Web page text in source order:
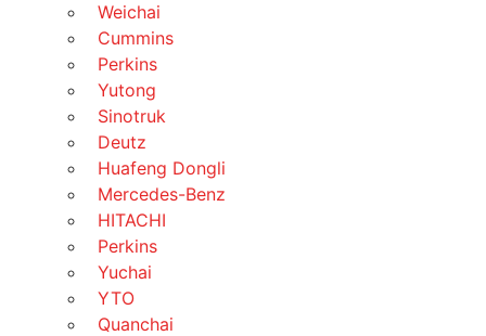
Weichai
Cummins
Perkins
Yutong
Sinotruk
Deutz
Huafeng Dongli
Mercedes-Benz
HITACHI
Perkins
Yuchai
YTO
Quanchai